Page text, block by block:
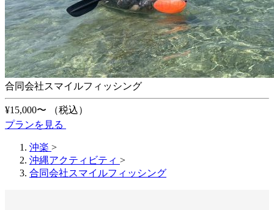
合同会社スマイルフィッシング
¥15,000〜
（税込）
プランを見る
沖楽 >
沖縄アクティビティ >
合同会社スマイルフィッシング